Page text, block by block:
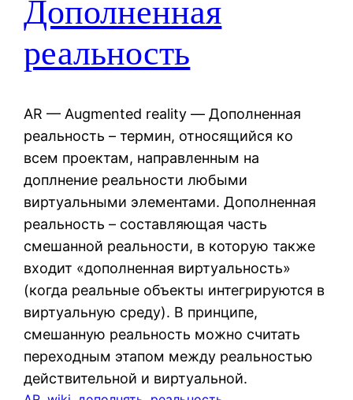
Дополненная
реальность
AR — Augmented reality — Дополненная
реальность – термин, относящийся ко
всем проектам, направленным на
доплнение реальности любыми
виртуальными элементами. Дополненная
реальность – составляющая часть
смешанной реальности, в которую также
входит «дополненная виртуальность»
(когда реальные объекты интегрируются в
виртуальную среду). В принципе,
смешанную реальность можно считать
переходным этапом между реальностью
действительной и виртуальной.